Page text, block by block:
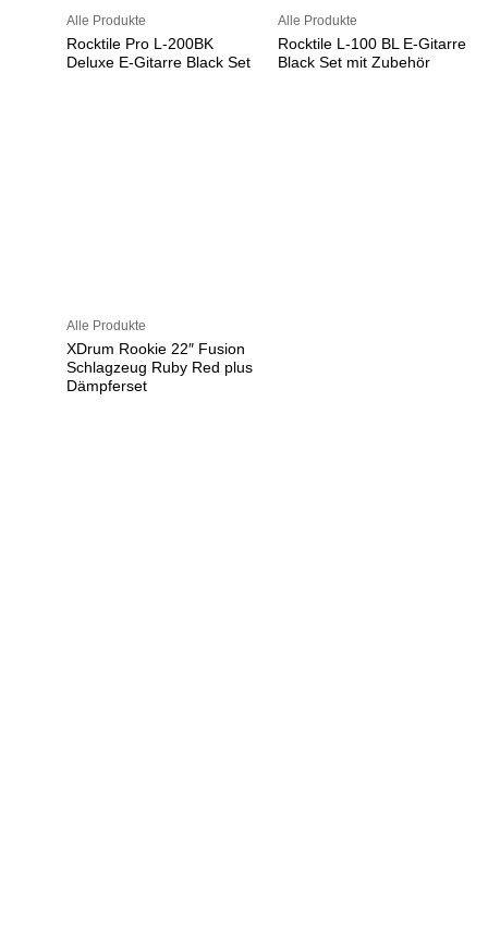
Alle Produkte
Rocktile Pro L-200BK
Deluxe E-Gitarre Black Set
Alle Produkte
Rocktile L-100 BL E-Gitarre
Black Set mit Zubehör
Alle Produkte
XDrum Rookie 22″ Fusion
Schlagzeug Ruby Red plus
Dämpferset